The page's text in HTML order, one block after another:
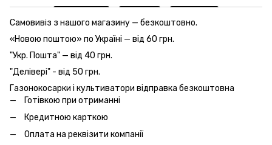
Самовивіз з нашого магазину — безкоштовно.
«Новою поштою» по Україні — від 60 грн.
"Укр. Пошта" — від 40 грн.
"Делівері" - від 50 грн.
Газонокосарки і культиватори відправка безкоштовна
Готівкою при отриманні
Кредитною карткою
Оплата на реквізити компанії